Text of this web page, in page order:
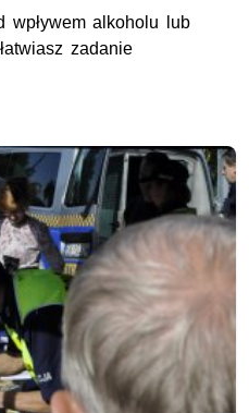
wpływem alkoholu lub
zadanie